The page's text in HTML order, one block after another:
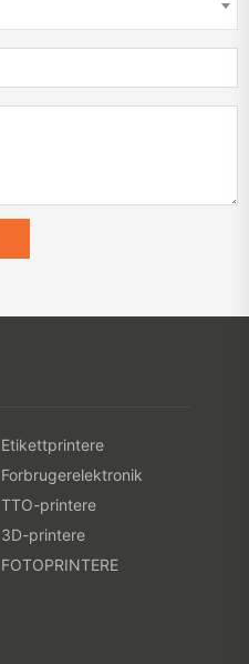
Etikettprintere
Forbrugerelektronik
TTO-printere
3D-printere
FOTOPRINTERE